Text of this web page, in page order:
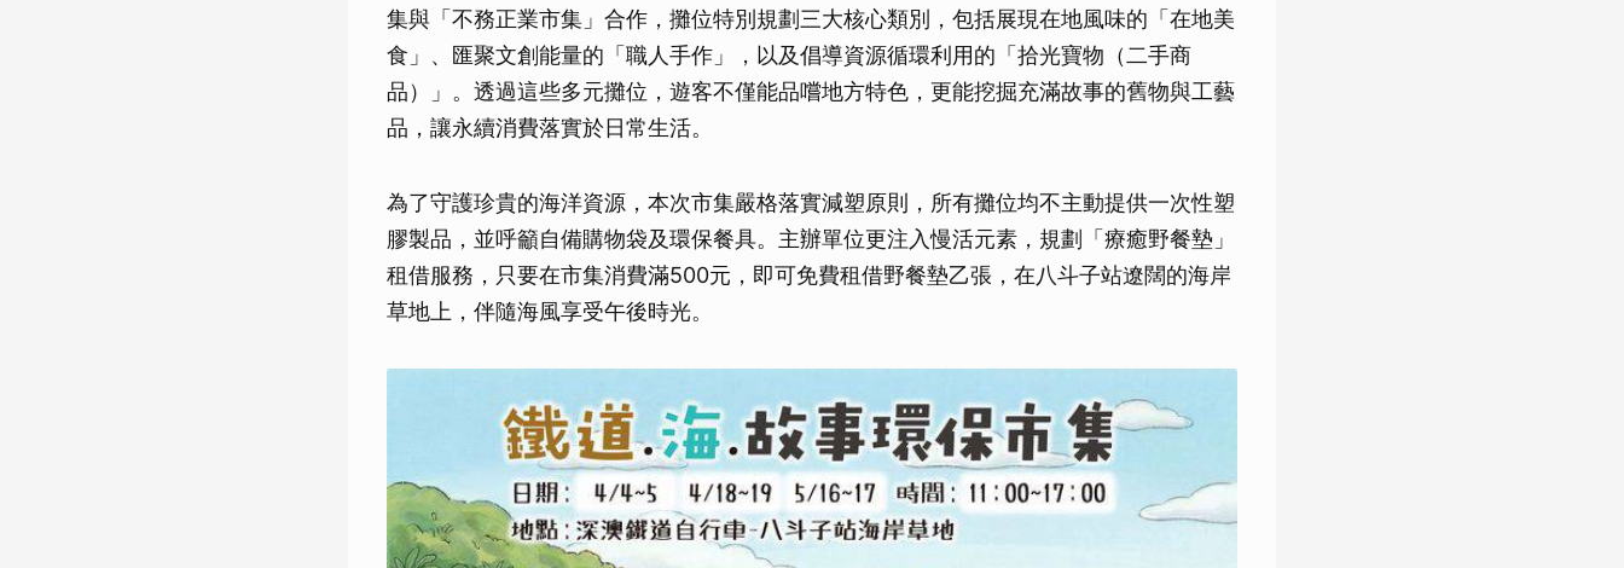
集與「不務正業市集」合作，攤位特別規劃三大核心類別，包括展現在地風味的「在地美
食」、匯聚文創能量的「職人手作」，以及倡導資源循環利用的「拾光寶物（二手商
品）」。透過這些多元攤位，遊客不僅能品嚐地方特色，更能挖掘充滿故事的舊物與工藝
品，讓永續消費落實於日常生活。
為了守護珍貴的海洋資源，本次市集嚴格落實減塑原則，所有攤位均不主動提供一次性塑
膠製品，並呼籲自備購物袋及環保餐具。主辦單位更注入慢活元素，規劃「療癒野餐墊」
租借服務，只要在市集消費滿500元，即可免費租借野餐墊乙張，在八斗子站遼闊的海岸
草地上，伴隨海風享受午後時光。